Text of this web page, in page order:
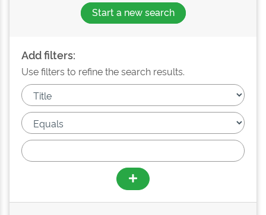
Start a new search
Add filters:
Use filters to refine the search results.